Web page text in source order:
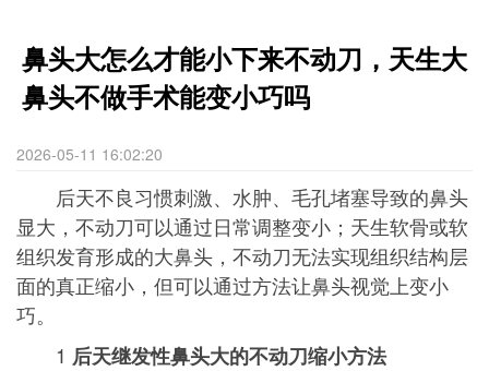
鼻头大怎么才能小下来不动刀，天生大
鼻头不做手术能变小巧吗
2026-05-11 16:02:20
后天不良习惯刺激、水肿、毛孔堵塞导致的鼻头
显大，不动刀可以通过日常调整变小；天生软骨或软
组织发育形成的大鼻头，不动刀无法实现组织结构层
面的真正缩小，但可以通过方法让鼻头视觉上变小
巧。
1 后天继发性鼻头大的不动刀缩小方法